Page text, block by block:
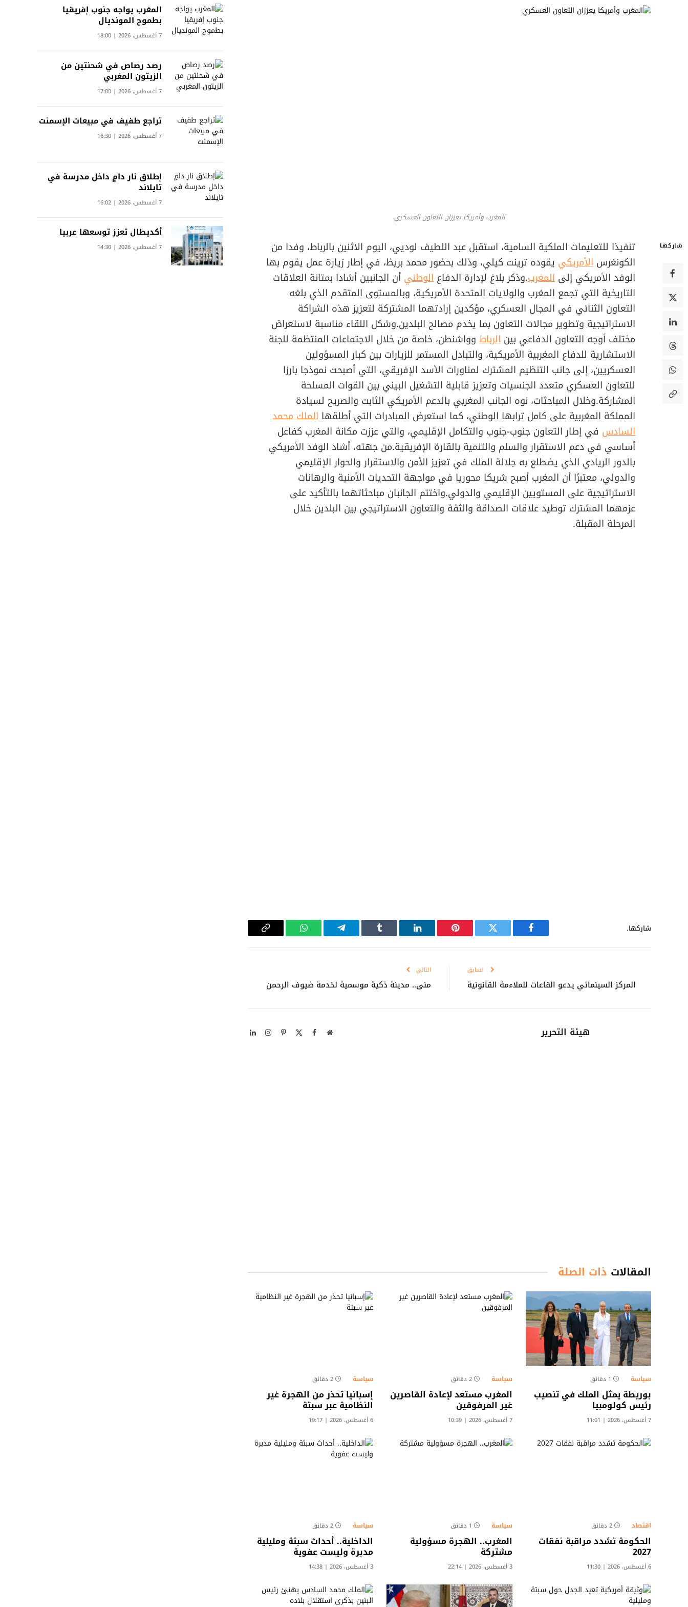
المغرب وأمريكا يعززان التعاون العسكري
شاركها
تنفيذا للتعليمات الملكية السامية، استقبل عبد اللطيف لوديي، اليوم الاثنين بالرباط، وفدا من
الكونغرس الأمريكي يقوده ترينت كيلي، وذلك بحضور محمد بريظ، في إطار زيارة عمل يقوم بها
الوفد الأمريكي إلى المغرب.وذكر بلاغ لإدارة الدفاع الوطني أن الجانبين أشادا بمتانة العلاقات
التاريخية التي تجمع المغرب والولايات المتحدة الأمريكية، وبالمستوى المتقدم الذي بلغه
التعاون الثنائي في المجال العسكري، مؤكدين إرادتهما المشتركة لتعزيز هذه الشراكة
الاستراتيجية وتطوير مجالات التعاون بما يخدم مصالح البلدين.وشكل اللقاء مناسبة لاستعراض
مختلف أوجه التعاون الدفاعي بين الرباط وواشنطن، خاصة من خلال الاجتماعات المنتظمة للجنة
الاستشارية للدفاع المغربية الأمريكية، والتبادل المستمر للزيارات بين كبار المسؤولين
العسكريين، إلى جانب التنظيم المشترك لمناورات الأسد الإفريقي، التي أصبحت نموذجا بارزا
للتعاون العسكري متعدد الجنسيات وتعزيز قابلية التشغيل البيني بين القوات المسلحة
المشاركة.وخلال المباحثات، نوه الجانب المغربي بالدعم الأمريكي الثابت والصريح لسيادة
المملكة المغربية على كامل ترابها الوطني، كما استعرض المبادرات التي أطلقها الملك محمد
السادس في إطار التعاون جنوب-جنوب والتكامل الإقليمي، والتي عززت مكانة المغرب كفاعل
أساسي في دعم الاستقرار والسلم والتنمية بالقارة الإفريقية.من جهته، أشاد الوفد الأمريكي
بالدور الريادي الذي يضطلع به جلالة الملك في تعزيز الأمن والاستقرار والحوار الإقليمي
والدولي، معتبرًا أن المغرب أصبح شريكا محوريا في مواجهة التحديات الأمنية والرهانات
الاستراتيجية على المستويين الإقليمي والدولي.واختتم الجانبان مباحثاتهما بالتأكيد على
عزمهما المشترك توطيد علاقات الصداقة والثقة والتعاون الاستراتيجي بين البلدين خلال
المرحلة المقبلة.
شاركها.
فيسبوك تويتر بينتيريستلينكدإن Tumblr تيلقرام واتساب
Copy
السابق
المركز السينمائي يدعو القاعات للملاءمة القانونية
التالي
منى.. مدينة ذكية موسمية لخدمة ضيوف الرحمن
هيئة التحرير
موقعفيسبوك بينتيريستالانستغرام
لينكدإن
المقالات ذات الصلة
سياسة 1 دقائق
بوريطة يمثل الملك في تنصيب
رئيس كولومبيا
7 أغسطس، 2026 | 11:01
سياسة 2 دقائق
المغرب مستعد لإعادة القاصرين
غير المرفوقين
7 أغسطس، 2026 | 10:39
سياسة 2 دقائق
إسبانيا تحذر من الهجرة غير
النظامية عبر سبتة
6 أغسطس، 2026 | 19:17
اقتصاد 2 دقائق
الحكومة تشدد مراقبة نفقات
2027
6 أغسطس، 2026 | 11:30
سياسة 1 دقائق
المغرب.. الهجرة مسؤولية
مشتركة
3 أغسطس، 2026 | 22:14
سياسة 2 دقائق
الداخلية.. أحداث سبتة ومليلية
مدبرة وليست عفوية
3 أغسطس، 2026 | 14:38
المغرب يواجه جنوب إفريقيا
بطموح المونديال
7 أغسطس، 2026 | 18:00
رصد رصاص في شحنتين من
الزيتون المغربي
7 أغسطس، 2026 | 17:00
تراجع طفيف في مبيعات الإسمنت
7 أغسطس، 2026 | 16:30
إطلاق نار دامٍ داخل مدرسة في
تايلاند
7 أغسطس، 2026 | 16:02
أكديطال تعزز توسعها عربيا
7 أغسطس، 2026 | 14:30